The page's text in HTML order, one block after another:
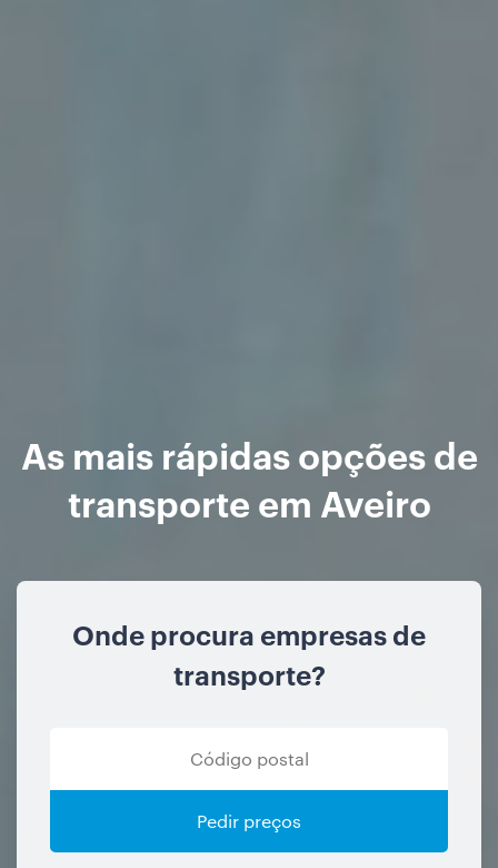
As mais rápidas opções de
transporte em Aveiro
Onde procura empresas de
transporte?
Pedir preços